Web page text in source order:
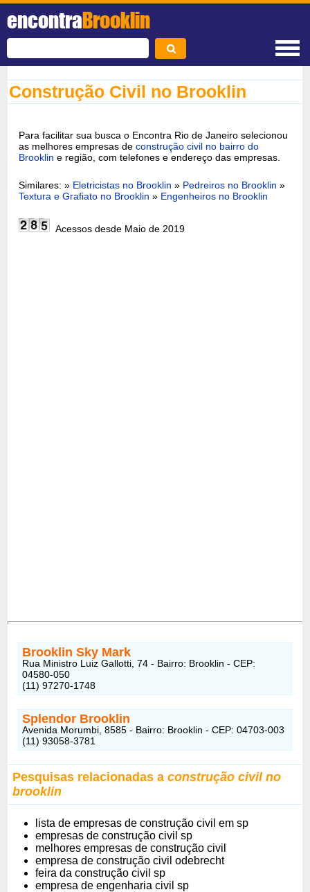
encontraBrooklin
Construção Civil no Brooklin
Para facilitar sua busca o Encontra Rio de Janeiro selecionou
as melhores empresas deconstrução civil no bairro do
Brooklin e região, com telefones e endereço das empresas.
Similares: » Eletricistas no Brooklin » Pedreiros no Brooklin »
Textura e Grafiato no Brooklin » Engenheiros no Brooklin
Acessos desde Maio de 2019
Brooklin Sky Mark
Rua Ministro Luiz Gallotti, 74 - Bairro: Brooklin - CEP:
04580-050
(11) 97270-1748
Splendor Brooklin
Avenida Morumbi, 8585 - Bairro: Brooklin - CEP: 04703-003
(11) 93058-3781
Pesquisas relacionadas aconstrução civil no
brooklin
lista de empresas de construção civil em sp
empresas de construção civil sp
melhores empresas de construção civil
empresa de construção civil odebrecht
feira da construção civil sp
empresa de engenharia civil sp